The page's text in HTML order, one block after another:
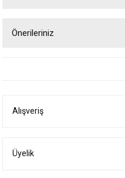
Önerileriniz
Ürün bilgilerinde hatalar bulunuyor.
Alışveriş
Üyelik